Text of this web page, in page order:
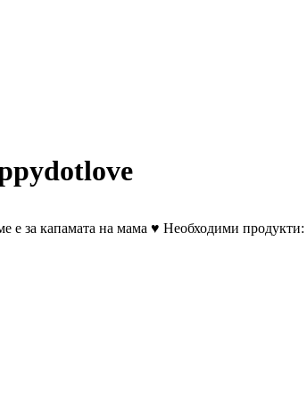
е за капамата на мама ♥ Необходими